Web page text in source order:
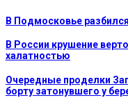
В Подмосковье
В России крушение
халатностью
Очередные проделки
борту затонувшего у